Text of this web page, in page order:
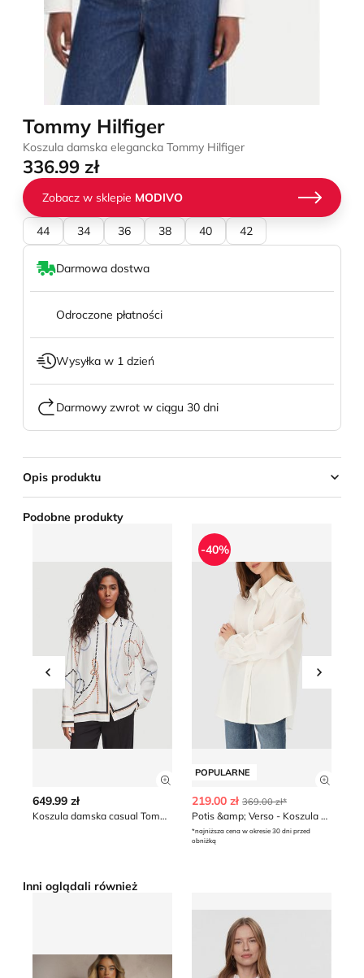
Tommy Hilfiger
Koszula damska elegancka Tommy Hilfiger
336.99 zł
Zobacz w sklepie MODIVO
44 34 36 38 40 42
Darmowa dostwa
Odroczone płatności
Wysyłka w 1 dzień
Darmowy zwrot w ciągu 30 dni
Opis produktu
Podobne produkty
Przesuń w lewo
Koszula damska casual Tommy Hilfiger
Zobacz szczegóły produktu
649.99 zł
Koszula damska casual Tommy Hilfiger
Potis &amp; Verso -
POPULARNE
-40%
219.00 zł 369.00 zł*
Potis &amp; Verso - Koszula damska casual
*najniższa cena w okresie 30 dni przed
obniżką
Inni oglądali również